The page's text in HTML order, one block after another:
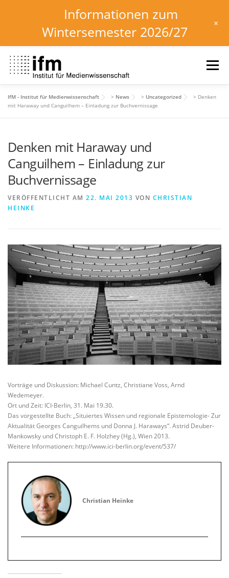
Inhalt
springen
Menü
HOME NEWS KALENDER STUDIUM
INSTITUT FORSCHUNG DOWNLOADS
IfM - Institut für Medienwissenschaft > News > Uncategorized > Denken
mit Haraway und Canguilhem – Einladung zur Buchvernissage
Denken mit Haraway und
Canguilhem – Einladung zur
Buchvernissage
VERÖFFENTLICHT AM 22. MAI 2013 VON CHRISTIAN
HEINKE
Vorträge und Diskussion: Michael Cuntz, Christiane Voss, Arnd
Wedemeyer.
Ort und Zeit: ICI-Berlin, 31. Mai 19.30.
Das vorgestellte Buch: „Situiertes Wissen und regionale Epistemologie- Zur
Aktualität Georges Canguilhems und Donna J. Haraways“. Astrid Deuber-
Mankowsky und Christoph E. F. Holzhey (Hg.), Wien 2013.
Weitere Informationen: http://www.ici-berlin.org/event/537/
Christian Heinke
Informationen zum
Wintersemester 2026/27
+